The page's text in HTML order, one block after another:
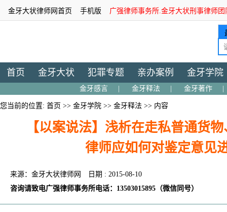
金牙大状律师网首页 手机版 广强律师事务所.金牙大状刑事律师
首页 金牙大状 犯罪专题 亲办案例 金牙学院
金牙感言 金牙释法 金牙著作
您当前的位置: 首页 >> 金牙学院 >> 金牙释法 >> 内容
【以案说法】浅析在走私普通货
律师应如何对鉴定意见
来源：金牙大状律师网
日期 : 2015-08-10
咨询请致电广强律师事务所电话：13503015895（微信同号）